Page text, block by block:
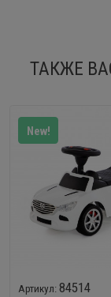
ТАКЖЕ
New!
84514